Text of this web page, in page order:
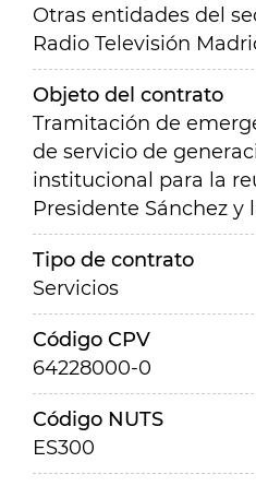
Otras entidades del
Radio Televisión
Objeto del contrato
Tramitación de
de servicio de
institucional para la
Presidente Sánchez y
Tipo de contrato
Servicios
Código CPV
64228000-0
Código NUTS
ES300